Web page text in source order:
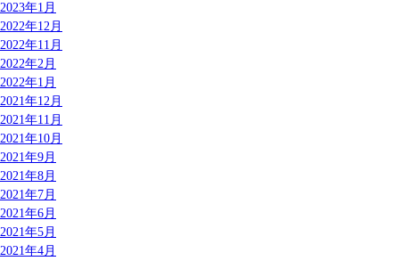
2023年1月
2022年12月
2022年11月
2022年2月
2022年1月
2021年12月
2021年11月
2021年10月
2021年9月
2021年8月
2021年7月
2021年6月
2021年5月
2021年4月